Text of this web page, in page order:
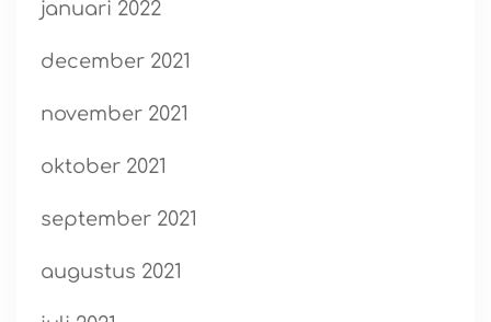
januari 2022
december 2021
november 2021
oktober 2021
september 2021
augustus 2021